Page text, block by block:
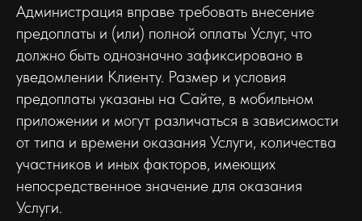
Администрация вправе требовать внесение
предоплаты и (или) полной оплаты Услуг, что
должно быть однозначно зафиксировано в
уведомлении Клиенту. Размер и условия
предоплаты указаны на Сайте, в мобильном
приложении и могут различаться в зависимости
от типа и времени оказания Услуги, количества
участников и иных факторов, имеющих
непосредственное значение для оказания
Услуги.